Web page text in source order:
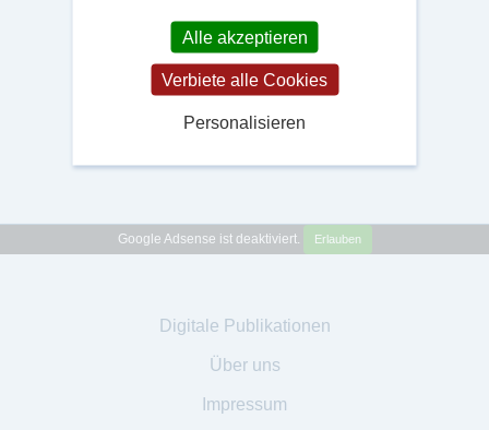
Google Adsense ist deaktiviert. Erlauben
Digitale Publikationen
Über uns
Impressum
Alle akzeptieren
Verbiete alle Cookies
Personalisieren